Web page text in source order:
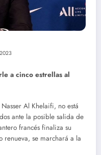
a cinco estrellas al
Al Khelaifi, no está
ante la posible salida de
francés finaliza su
renueva, se marchará a la